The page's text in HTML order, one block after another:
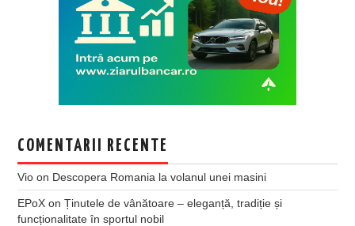
COMENTARII RECENTE
Vio on Descopera Romania la volanul unei masini
EPoX onȚinutele de vânătoare – eleganță, tradiție și
funcționalitate în sportul nobil